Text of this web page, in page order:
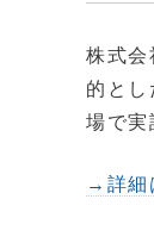
株式会
的と
場で実
→詳細